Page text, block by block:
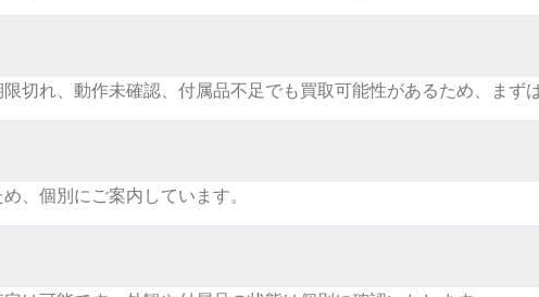
切れ、動作未確認、付属品不足でも買取可能性があるため、まず
、個別にご案内しています。